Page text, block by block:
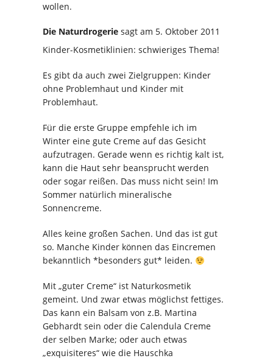
wollen.
Die Naturdrogerie sagt am 5. Oktober 2011
Kinder-Kosmetiklinien: schwieriges Thema!
Es gibt da auch zwei Zielgruppen: Kinder
ohne Problemhaut und Kinder mit
Problemhaut.
Für die erste Gruppe empfehle ich im
Winter eine gute Creme auf das Gesicht
aufzutragen. Gerade wenn es richtig kalt ist,
kann die Haut sehr beansprucht werden
oder sogar reißen. Das muss nicht sein! Im
Sommer natürlich mineralische
Sonnencreme.
Alles keine großen Sachen. Und das ist gut
so. Manche Kinder können das Eincremen
bekanntlich *besonders gut* leiden.
Mit „guter Creme“ ist Naturkosmetik
gemeint. Und zwar etwas möglichst fettiges.
Das kann ein Balsam von z.B. Martina
Gebhardt sein oder die Calendula Creme
der selben Marke; oder auch etwas
„exquisiteres“ wie die Hauschka